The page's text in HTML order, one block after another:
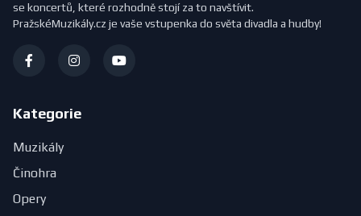
se koncertů, které rozhodně stojí za to navštívit.
PražskéMuzikály.cz je vaše vstupenka do světa divadla a hudby!
Kategorie
Muzikály
Činohra
Opery